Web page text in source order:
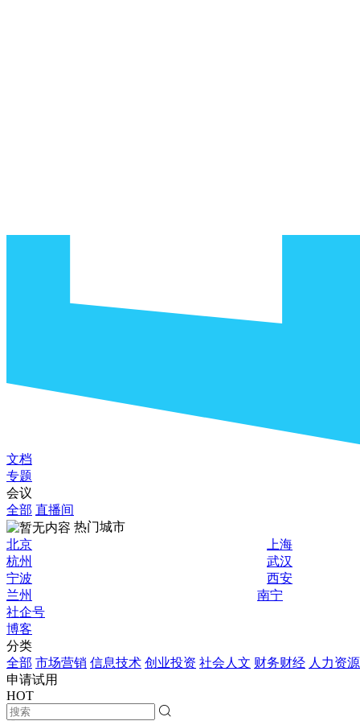
文档
专题
会议
全部 直播间
热门城市
北京
上海
杭州
武汉
宁波
西安
兰州
南宁
社企号
博客
分类
全部 市场营销 信息技术 创业投资 社会人文 财务财经 人力资源
申请试用
HOT